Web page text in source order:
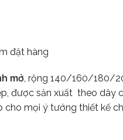
đặt hàng
mở , rộng 140/160/180/
được sản xuất theo dây
cho mọi ý tưởng thiết kế